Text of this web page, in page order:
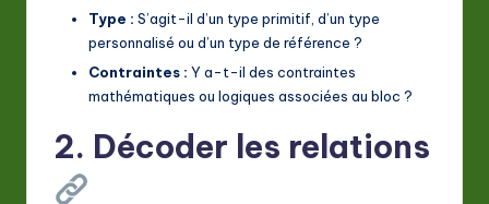
Type : S’agit-il d’un type primitif, d’un type
personnalisé ou d’un type de référence ?
Contraintes : Y a-t-il des contraintes
mathématiques ou logiques associées au bloc ?
2. Décoder les relations